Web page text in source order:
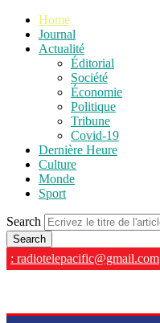
Home
Journal
Actualité
Éditorial
Société
Économie
Politique
Tribune
Covid-19
Dernière Heure
Culture
Monde
Sport
Search
: radiotelepacific@gmail.com